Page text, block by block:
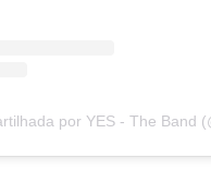
por YES - The Band